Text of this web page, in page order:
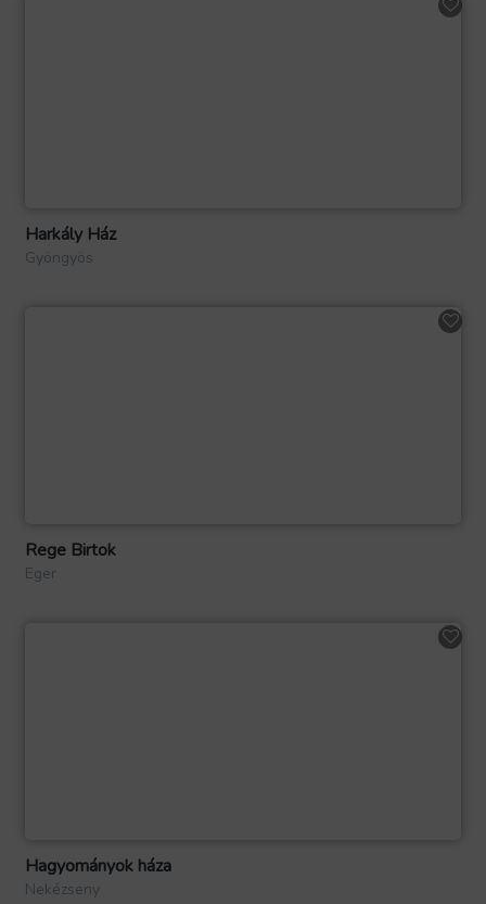
Harkály Ház
Gyöngyös
Rege Birtok
Eger
Hagyományok háza
Nekézseny